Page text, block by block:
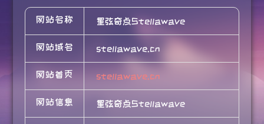
网站名称 星弦奇点Stellawave
网站域名 stellawave.cn
网站首页 stellawave.cn
网站信息 星弦奇点Stellawave